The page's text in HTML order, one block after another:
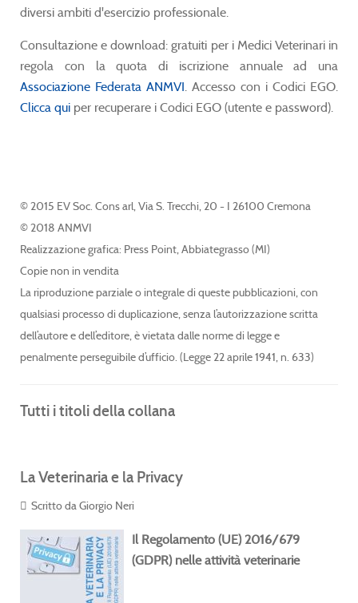
diversi ambiti d'esercizio professionale.
Consultazione e download: gratuiti per i Medici Veterinari in
regola con la quota di iscrizione annuale ad una
Associazione Federata ANMVI . Accesso con i Codici EGO.
Clicca qui per recuperare i Codici EGO (utente e password).
© 2015 EV Soc. Cons arl, Via S. Trecchi, 20 - I 26100 Cremona
© 2018 ANMVI
Realizzazione grafica: Press Point, Abbiategrasso (MI)
Copie non in vendita
La riproduzione parziale o integrale di queste pubblicazioni, con
qualsiasi processo di duplicazione, senza l’autorizzazione scritta
dell’autore e dell’editore, è vietata dalle norme di legge e
penalmente perseguibile d’ufficio. (Legge 22 aprile 1941, n. 633)
Tutti i titoli della collana
La Veterinaria e la Privacy
Scritto da Giorgio Neri
Il Regolamento (UE) 2016/679
(GDPR) nelle attività veterinarie